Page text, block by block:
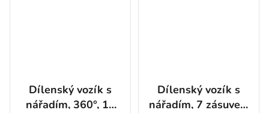
Dílenský vozík s
nářadím, 360°, 10
Dílenský vozík s
nářadím, 7 zásuvek,